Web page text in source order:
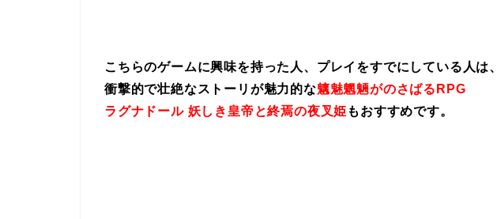
こちらのゲームに興味を持った人、プレイをすでにしている人は、
衝撃的で壮絶なストーリが魅力的な魑魅魍魎がのさばるRPG
ラグナドール 妖しき皇帝と終焉の夜叉姫 もおすすめです。